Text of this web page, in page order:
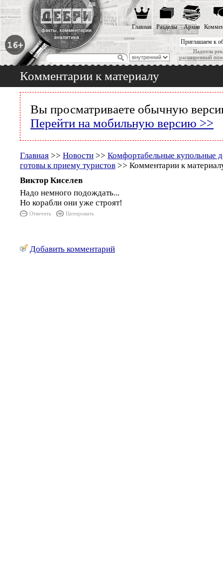
Приглашаем к
Надоела
расширенный
Главная Разделы Архив
Комментарии к материалу
Вы просматриваете обычную
Перейти на мобильную версию >>
Главная >> Новости >> Комфортабельные купольные
готовы к приему туристов >> Комментарии к
Виктор Киселев
Надо немного подождать...
Но корабли они уже строят!
Ответить Цитировать
Добавить комментарий